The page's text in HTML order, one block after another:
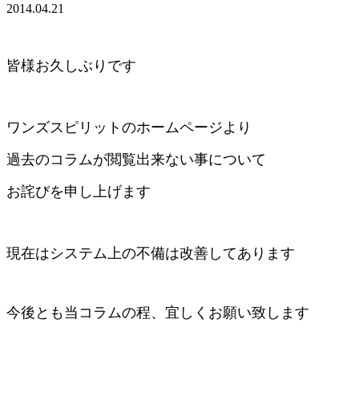
2014.04.21
皆様お久しぶりです
ワンズスピリットのホームページより
過去のコラムが閲覧出来ない事について
お詫びを申し上げます
現在はシステム上の不備は改善してあります
今後とも当コラムの程、宜しくお願い致します